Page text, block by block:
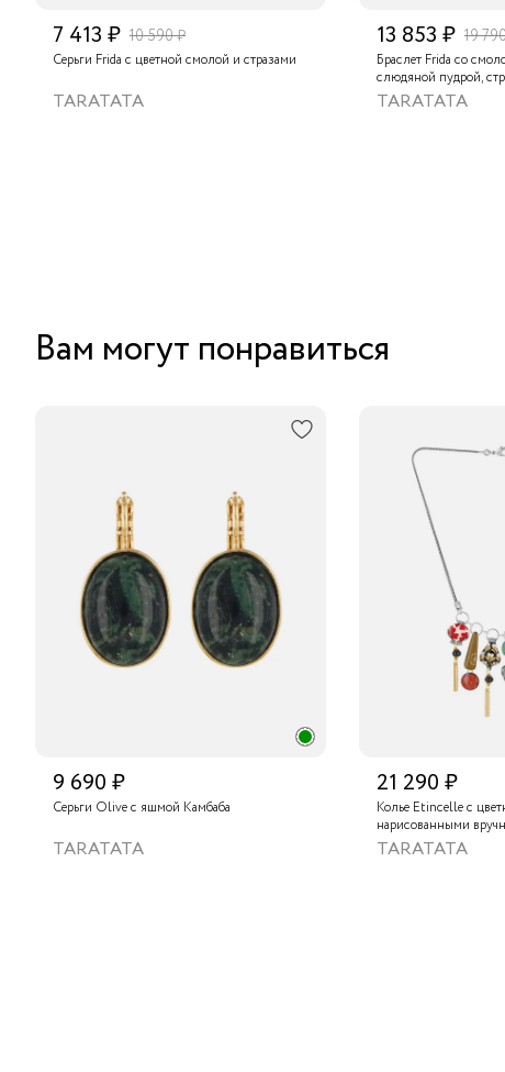
7 413 ₽ 10 590 ₽
Серьги Frida с цветной смолой и стразами
TARATATA
13 853 ₽ 19
Браслет Frida со
слюдяной пудрой,
глазом
TARATATA
Вам могут понравиться
9 690 ₽
Серьги Olive с яшмой Камбаба
TARATATA
21 290 ₽
Колье Etincelle с
нарисованными
слюдяным порошком,
стеклянными
TARATATA